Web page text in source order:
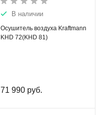
В наличии
Осушитель воздуха Kraftmann
KHD 72(KHD 81)
71 990 руб.